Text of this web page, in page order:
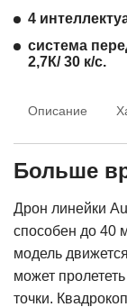
4
система
2,7К/ 30 к/с.
Описание
Больше
Дрон линейки
способен до 40
модель
может
точки.